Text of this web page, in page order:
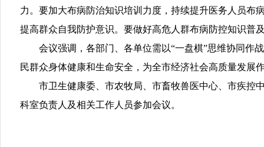
力。要加大布病防治知识培训力度，持续提升医务人员布
提高群众自我防护意识。要做好高危人群布病防控知识普
会议强调，各部门、各单位需以“一盘棋”思维协同作
民群众身体健康和生命安全，为全市经济社会高质量发展
市卫生健康委、市农牧局、市畜牧兽医中心、市疾控
科室负责人及相关工作人员参加会议。